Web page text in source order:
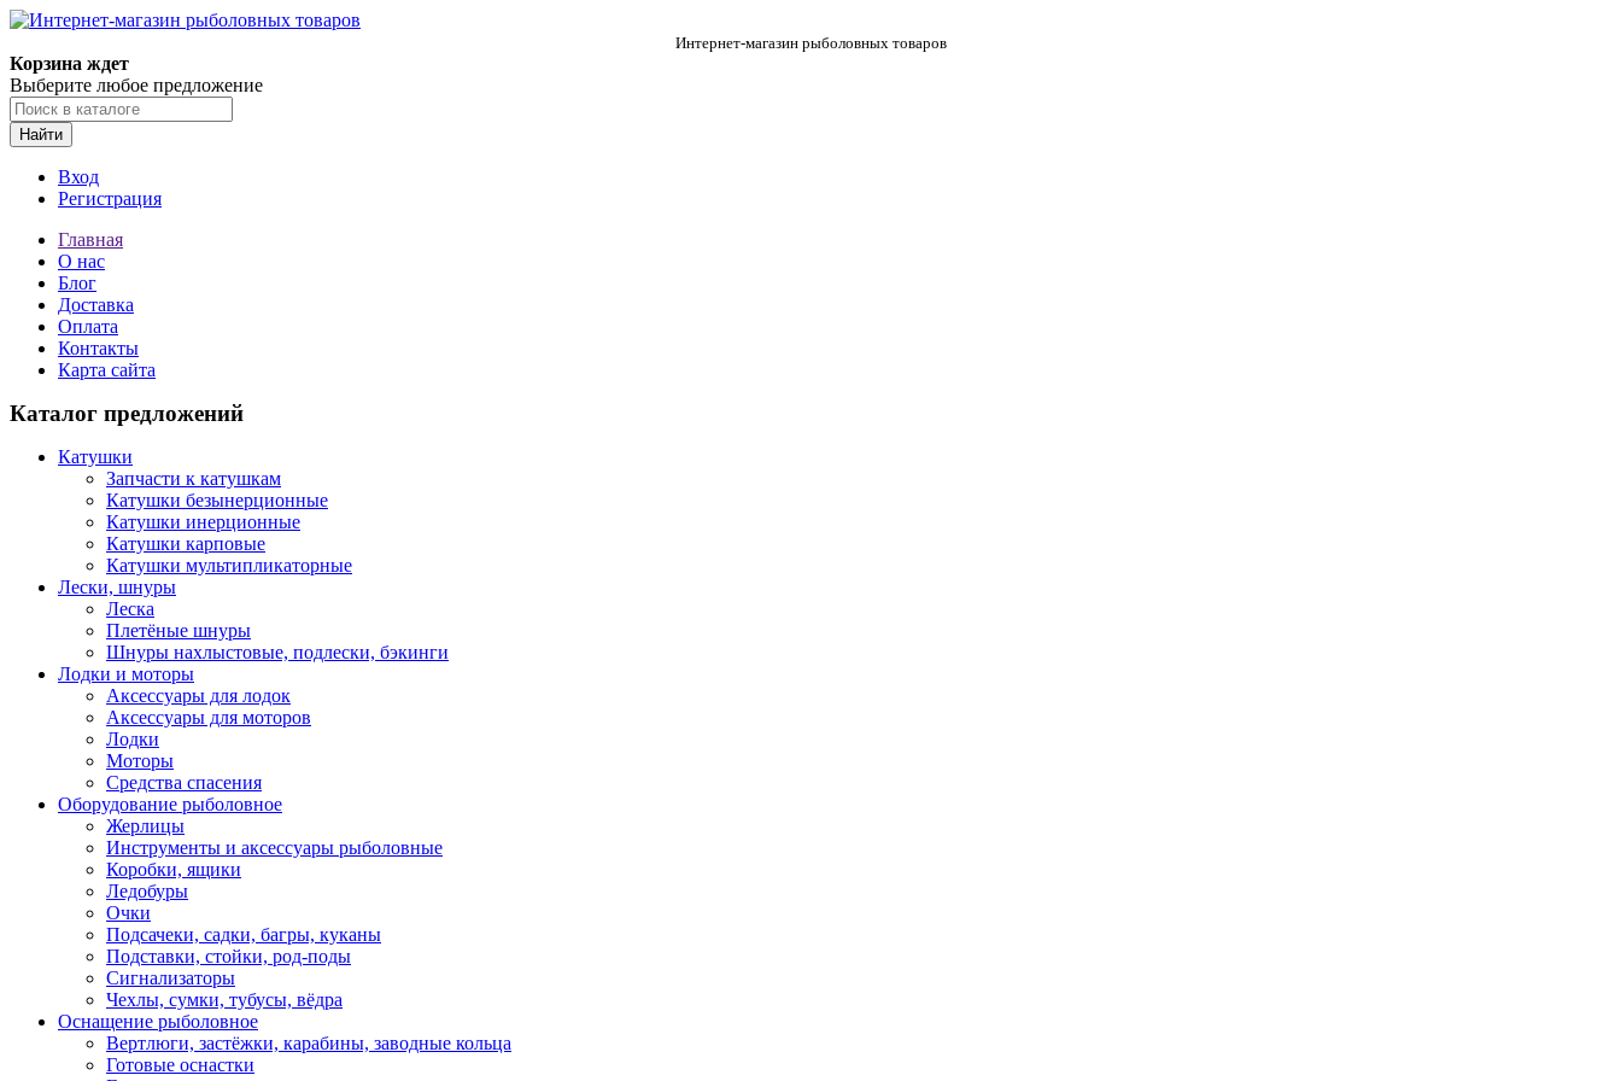
Интернет-магазин рыболовных товаров
Корзина ждет
Выберите любое предложение
Найти
Вход
Регистрация
Главная
О нас
Блог
Доставка
Оплата
Контакты
Карта сайта
Каталог предложений
Катушки
Запчасти к катушкам
Катушки безынерционные
Катушки инерционные
Катушки карповые
Катушки мультипликаторные
Лески, шнуры
Леска
Плетёные шнуры
Шнуры нахлыстовые, подлески, бэкинги
Лодки и моторы
Аксессуары для лодок
Аксессуары для моторов
Лодки
Моторы
Средства спасения
Оборудование рыболовное
Жерлицы
Инструменты и аксессуары рыболовные
Коробки, ящики
Ледобуры
Очки
Подсачеки, садки, багры, куканы
Подставки, стойки, род-поды
Сигнализаторы
Чехлы, сумки, тубусы, вёдра
Оснащение рыболовное
Вертлюги, застёжки, карабины, заводные кольца
Готовые оснастки